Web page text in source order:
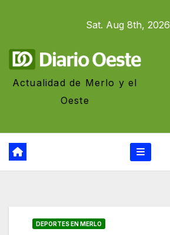
Sat. Aug 8th, 2026
Actualidad de Merlo y el
Oeste
DEPORTES EN MERLO